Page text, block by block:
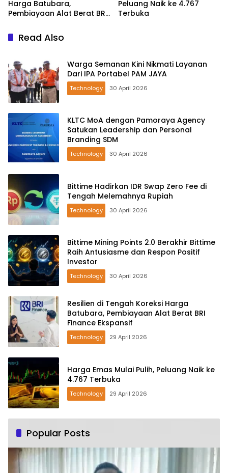
Harga Batubara,
Pembiayaan Alat Berat BRI
Peluang Naik ke 4.767
Terbuka
Read Also
Warga Semanan Kini Nikmati Layanan
Dari IPA Portabel PAM JAYA
Technology 30 April 2026
KLTC MoA dengan Pamoraya Agency
Satukan Leadership dan Personal
Branding SDM
Technology 30 April 2026
Bittime Hadirkan IDR Swap Zero Fee di
Tengah Melemahnya Rupiah
Technology 30 April 2026
Bittime Mining Points 2.0 Berakhir Bittime
Raih Antusiasme dan Respon Positif
Investor
Technology 30 April 2026
Resilien di Tengah Koreksi Harga
Batubara, Pembiayaan Alat Berat BRI
Finance Ekspansif
Technology 29 April 2026
Harga Emas Mulai Pulih, Peluang Naik ke
4.767 Terbuka
Technology 29 April 2026
Popular Posts